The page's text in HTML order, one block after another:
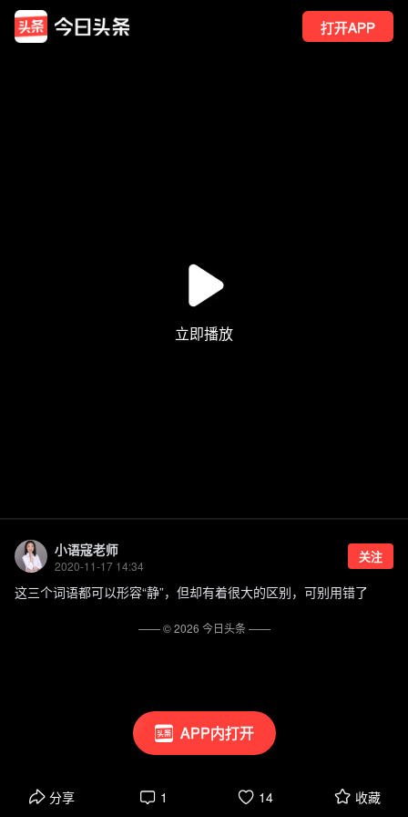
打开APP
APP内打开
小语寇老师
2020-11-17 14:34
关注
这三个词语都可以形容“静”，但却有着很大的区别，可别用错了
分享 1 14 收藏
—— ©2026 今日头条——